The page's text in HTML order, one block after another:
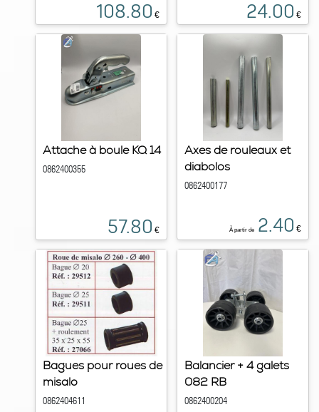
108.80 € 24.00 €
Attache à boule KQ 14
0862400355
57.80 €
Axes de rouleaux et
diabolos
0862400177
À partir de 2.40 €
Bagues pour roues de
misalo
0862404611
Balancier + 4 galets
082 RB
0862400204